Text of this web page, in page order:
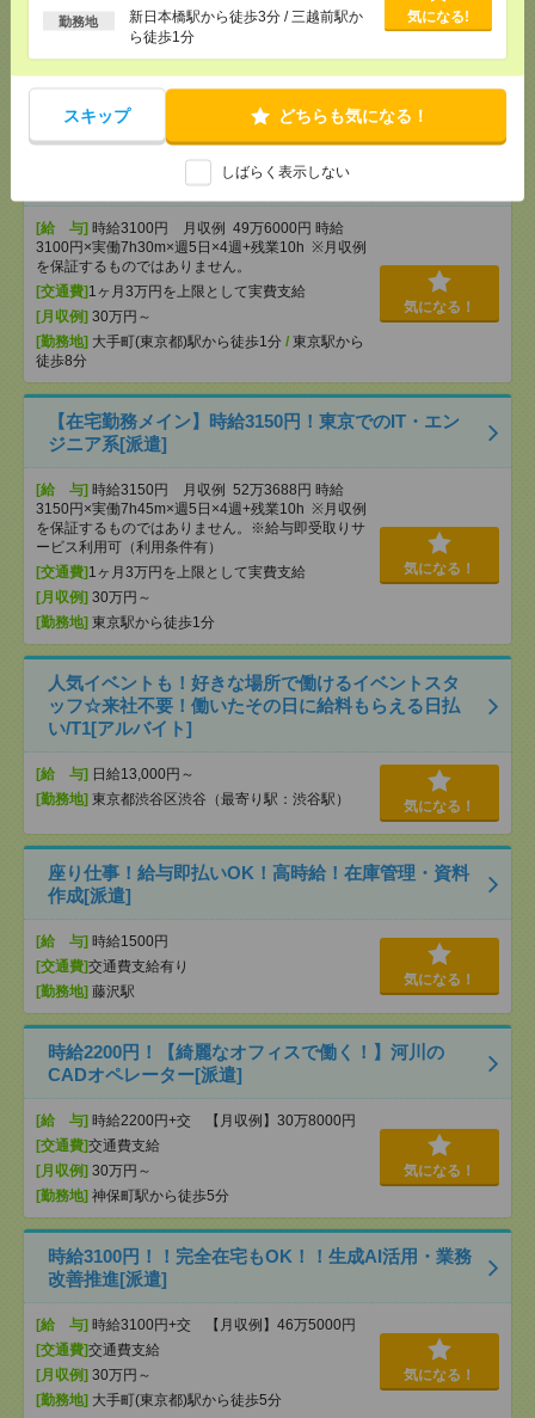
を保証するものではありません。※給
与即受取りサービス利用可（利用条件
勤務地
新日本橋駅から徒歩3分 / 三越前駅か
ら徒歩1分
気になる!
スキップ どちらも気になる！
しばらく表示しない
[交通費]1ヶ月3万円を上限として実費支給
[月収例]30万円～
[勤務地]新日本橋駅から徒歩3分/三越前駅から徒
気になる！
【在宅勤務OK】時給3100円！大手町でのIT・エンジ
[給 与] 時給3100円 月収例 49万6000円 時給
3100円×実働7h30m×週5日×4週+残業10h ※月収例
を保証するものではありません。
[交通費] 1ヶ月3万円を上限として実費支給
[月収例] 30万円～
[勤務地] 大手町(東京都)駅から徒歩1分 / 東京駅から
徒歩8分
気になる！
【在宅勤務メイン】時給3150円！東京でのIT・エン
ジニア系[派遣]
[給 与] 時給3150円 月収例 52万3688円 時給
3150円×実働7h45m×週5日×4週+残業10h ※月収例
を保証するものではありません。※給与即受取りサ
ービス利用可（利用条件有）
[交通費] 1ヶ月3万円を上限として実費支給
[月収例] 30万円～
[勤務地] 東京駅から徒歩1分
気になる！
人気イベントも！好きな場所で働けるイベントスタ
ッフ☆来社不要！働いたその日に給料もらえる日払
い/T1[アルバイト]
[給 与] 日給13,000円～
[勤務地] 東京都渋谷区渋谷（最寄り駅：渋谷駅） 気になる！
座り仕事！給与即払いOK！高時給！在庫管理・資料
作成[派遣]
[給 与] 時給1500円
[交通費]交通費支給有り
[勤務地] 藤沢駅
気になる！
時給2200円！【綺麗なオフィスで働く！】河川の
CADオペレーター[派遣]
[給 与] 時給2200円+交 【月収例】30万8000円
[交通費]交通費支給
[月収例] 30万円～
[勤務地] 神保町駅から徒歩5分
気になる！
時給3100円！！完全在宅もOK！！生成AI活用・業務
改善推進[派遣]
[給 与] 時給3100円+交 【月収例】46万5000円
[交通費]交通費支給
[月収例] 30万円～
[勤務地] 大手町(東京都)駅から徒歩5分
気になる！